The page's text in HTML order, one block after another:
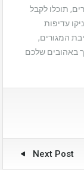
תוכלו לקבל
עדיפות
המגורים,
באהובים שלכם
Next Post